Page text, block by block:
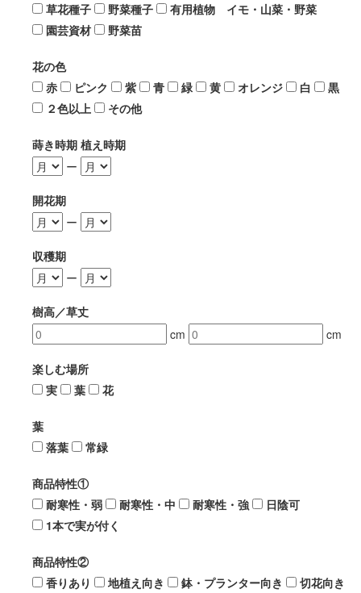
草花種子
野菜種子
有用植物 イモ・山菜・野菜
園芸資材
野菜苗
花の色
赤
ピンク 紫 青 緑 黄 オレンジ 白
黒
２色以上
その他
蒔き時期 植え時期
ー
開花期
ー
収穫期
ー
樹高／草丈
cm
cm
楽しむ場所
実
葉 花
葉
落葉
常緑
商品特性①
耐寒性・弱
耐寒性・中 耐寒性・強
日陰可
1本で実が付く
商品特性②
香りあり
地植え向き 鉢・プランター向き
切花向き